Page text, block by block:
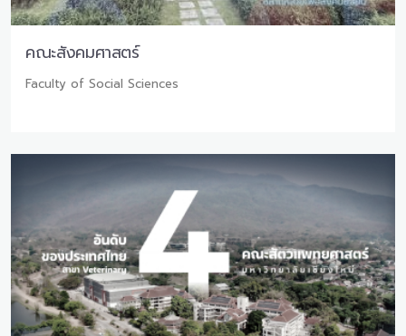
คณะสังคมศาสตร์
Faculty of Social Sciences